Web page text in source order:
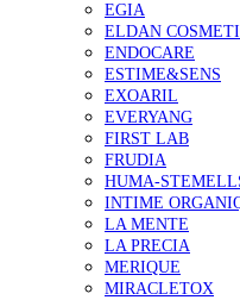
EGIA
ELDAN
ENDOCARE
ESTIME&SENS
EXOARIL
EVERYANG
FIRST LAB
FRUDIA
HUMA-
INTIME
LA MENTE
LA PRECIA
MERIQUE
MIRACLETOX